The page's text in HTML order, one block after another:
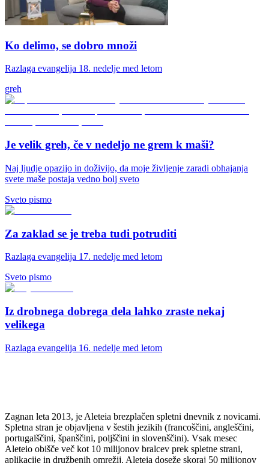
Ko delimo, se dobro množi
Razlaga evangelija 18. nedelje med letom
greh
Je velik greh, če v nedeljo ne grem k maši?
Naj ljudje opazijo in doživijo, da moje življenje zaradi obhajanja
svete maše postaja vedno bolj sveto
Sveto pismo
Za zaklad se je treba tudi potruditi
Razlaga evangelija 17. nedelje med letom
Sveto pismo
Iz drobnega dobrega dela lahko zraste nekaj
velikega
Razlaga evangelija 16. nedelje med letom
Zagnan leta 2013, je Aleteia brezplačen spletni dnevnik z novicami.
Spletna stran je objavljena v šestih jezikih (francoščini, angleščini,
portugalščini, španščini, poljščini in slovenščini). Vsak mesec
Aleteio obišče več kot 10 milijonov bralcev prek spletne strani,
aplikacije in družbenih omrežij. Aleteia doseže skoraj 50 milijonov